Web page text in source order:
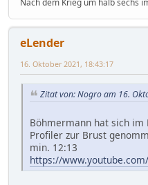
Nach dem Krieg um halb sechs
eLender
16. Oktober 2021, 18:43:17
Zitat von: Nogro am 16.
Böhmermann hat sich im
Profiler zur Brust
min. 12:13
https://